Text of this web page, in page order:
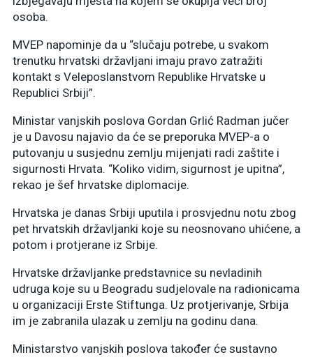
osoba.
MVEP napominje da u “slučaju potrebe, u svakom
trenutku hrvatski državljani imaju pravo zatražiti
kontakt s Veleposlanstvom Republike Hrvatske u
Republici Srbiji”.
Ministar vanjskih poslova Gordan Grlić Radman jučer
je u Davosu najavio da će se preporuka MVEP-a o
putovanju u susjednu zemlju mijenjati radi zaštite i
sigurnosti Hrvata. “Koliko vidim, sigurnost je upitna”,
rekao je šef hrvatske diplomacije.
Hrvatska je danas Srbiji uputila i prosvjednu notu zbog
pet hrvatskih državljanki koje su neosnovano uhićene, a
potom i protjerane iz Srbije.
Hrvatske državljanke predstavnice su nevladinih
udruga koje su u Beogradu sudjelovale na radionicama
u organizaciji Erste Stiftunga. Uz protjerivanje, Srbija
im je zabranila ulazak u zemlju na godinu dana.
Ministarstvo vanjskih poslova također će sustavno